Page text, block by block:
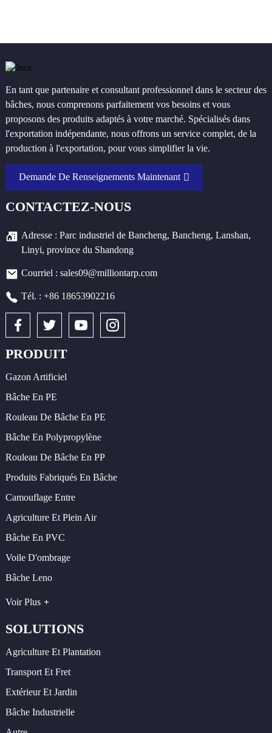
En tant que partenaire et consultant professionnel dans le secteur des
bâches, nous comprenons parfaitement vos besoins et vous
proposons des produits adaptés à votre marché. Spécialisés dans
l'exportation indépendante, nous offrons un service complet, de la
production à l'exportation, pour vous simplifier la vie.
Demande De Renseignements Maintenant
CONTACTEZ-NOUS
Adresse : Parc industriel de Bancheng, Bancheng, Lanshan,
Linyi, province du Shandong
Courriel : sales09@milliontarp.com
Tél. : +86 18653902216
PRODUIT
Gazon Artificiel
Bâche En PE
Rouleau De Bâche En PE
Bâche En Polypropylène
Rouleau De Bâche En PP
Produits Fabriqués En Bâche
Camouflage Entre
Agriculture Et Plein Air
Bâche En PVC
Voile D'ombrage
Bâche Leno
Voir Plus
SOLUTIONS
Agriculture Et Plantation
Transport Et Fret
Extérieur Et Jardin
Bâche Industrielle